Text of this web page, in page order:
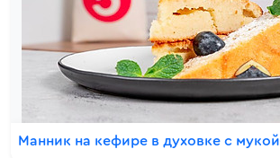
Манник на кефире в духовке с мукой